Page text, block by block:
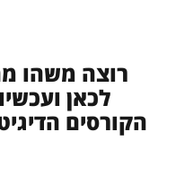
רוצה משהו
לכאן
הקורסים